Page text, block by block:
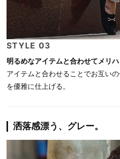
STYLE 03
明るめなアイテムと合わせてメリハ
アイテムと合わせることでお互い
を優雅に仕上げる。
洒落感漂う、グレー。